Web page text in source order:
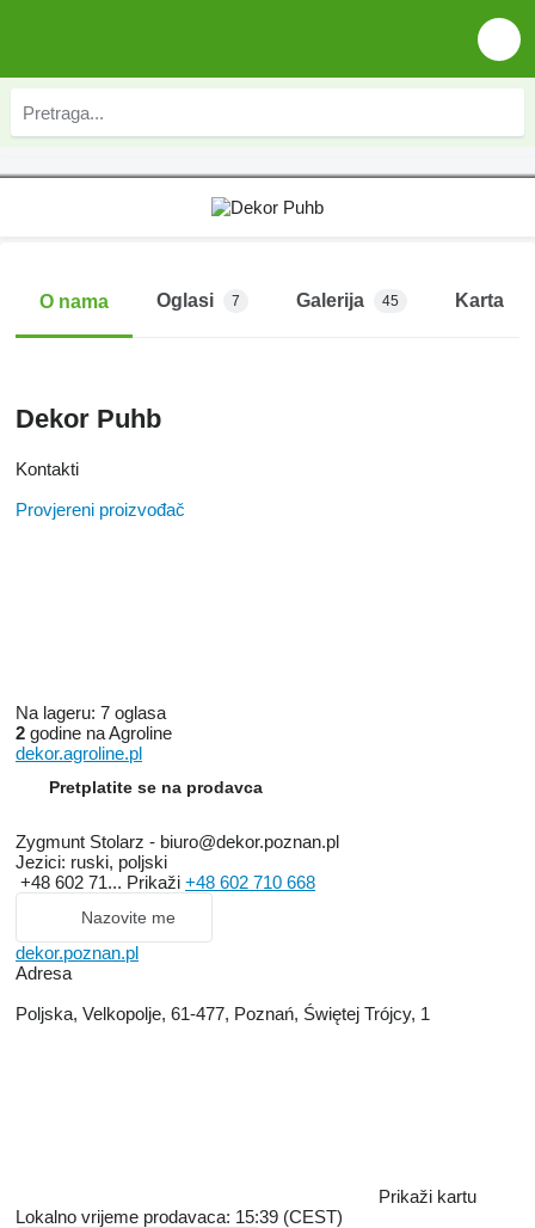
O nama Oglasi 7 Galerija 45 Karta
Dekor Puhb
Kontakti
Provjereni proizvođač
Na lageru: 7 oglasa
2 godine na Agroline
dekor.agroline.pl
Pretplatite se na prodavca
Zygmunt Stolarz - biuro@dekor.poznan.pl
Jezici: ruski, poljski
+48 602 71... Prikaži +48 602 710 668
Nazovite me
dekor.poznan.pl
Adresa
Poljska, Velkopolje, 61-477, Poznań, Świętej Trójcy, 1
Prikaži kartu
Lokalno vrijeme prodavaca: 15:39 (CEST)